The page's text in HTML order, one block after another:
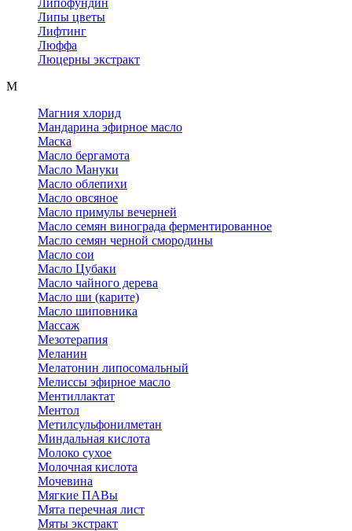
Липофундин
Липы цветы
Лифтинг
Люффа
Люцерны экстракт
М
Магния хлорид
Мандарина эфирное масло
Маска
Масло бергамота
Масло Мануки
Масло облепихи
Масло овсяное
Масло примулы вечерней
Масло семян винограда ферментированное
Масло семян черной смородины
Масло сои
Масло Цубаки
Масло чайного дерева
Масло ши (карите)
Масло шиповника
Массаж
Мезотерапия
Меланин
Мелатонин липосомальный
Мелиссы эфирное масло
Ментиллактат
Ментол
Метилсульфонилметан
Миндальная кислота
Молоко сухое
Молочная кислота
Мочевина
Мягкие ПАВы
Мята перечная лист
Мяты экстракт